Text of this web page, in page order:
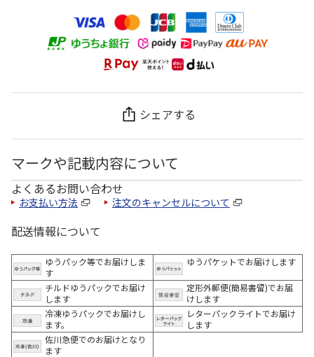
シェアする
マークや記載内容について
よくあるお問い合わせ
お支払い方法 注文のキャンセルについて
配送情報について
ゆうパック等でお届けしま
す
ゆうパケットでお届けします
チルドゆうパックでお届け
します
定形外郵便(簡易書留)でお届
けします
冷凍ゆうパックでお届けし
ます。
レターパックライトでお届け
します
佐川急便でのお届けとなり
ます